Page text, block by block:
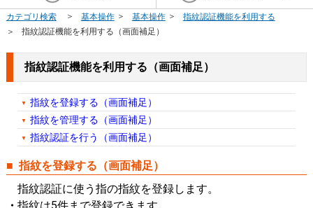
カテゴリ検索 基本操作 基本操作
指紋認証機能を利用する
指紋認証機能を利用する（画面補足）
指紋認証機能を利用する（画面補足）
指紋を登録する（画面補足）
指紋を管理する（画面補足）
指紋認証を行う（画面補足）
指紋を登録する（画面補足）
指紋認証に使う指の指紋を登録します。